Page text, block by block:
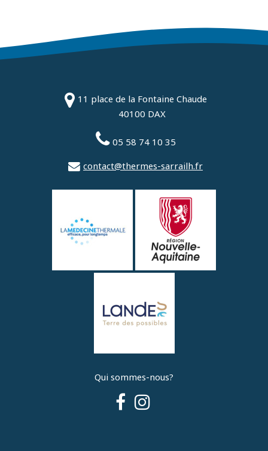
11 place de la Fontaine Chaude
40100 DAX
05 58 74 10 35
contact@thermes-sarrailh.fr
Qui sommes-nous?